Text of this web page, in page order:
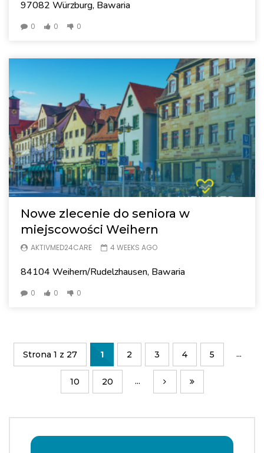
97082 Würzburg, Bawaria
0 0 0
Nowe zlecenie do seniora w
miejscowości Weihern
AKTIVMED24CARE 4 WEEKS AGO
84104 Weihern/Rudelzhausen, Bawaria
0 0 0
Strona 1 z 27 1 2 3 4 5 ...
10 20 ...